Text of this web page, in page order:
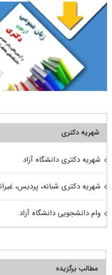
شهریه دکتری
شهریه دکتری دانشگاه آزاد
شهریه دکتری شبانه، پردیس،
وام دانشجویی دانشگاه آزاد
مطالب برگزیده